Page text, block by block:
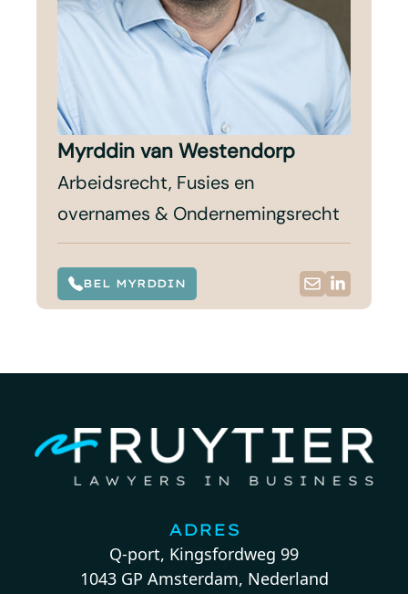
Myrddin van Westendorp
Arbeidsrecht, Fusies en
overnames & Ondernemingsrecht
BEL MYRDDIN
ADRES
Q-port, Kingsfordweg 99
1043 GP Amsterdam, Nederland